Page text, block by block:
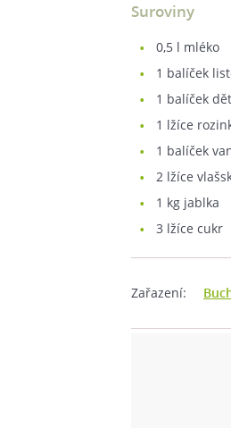
Suroviny
0,5 l mléko
1 balíček
1 balíček
1 lžíce
1 balíček
2 lžíce
1 kg jablka
3 lžíce cukr
Zařazení: